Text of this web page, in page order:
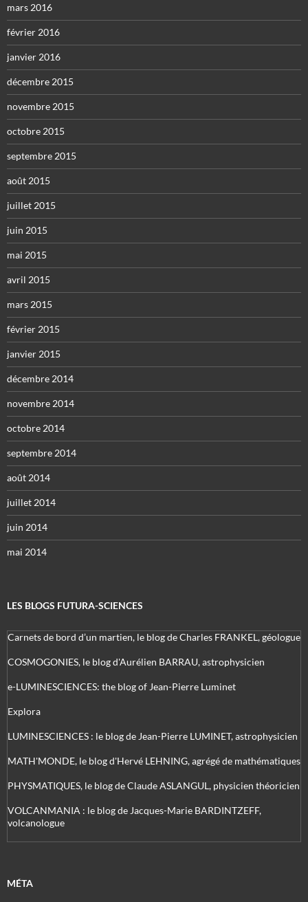
mars 2016
février 2016
janvier 2016
décembre 2015
novembre 2015
octobre 2015
septembre 2015
août 2015
juillet 2015
juin 2015
mai 2015
avril 2015
mars 2015
février 2015
janvier 2015
décembre 2014
novembre 2014
octobre 2014
septembre 2014
août 2014
juillet 2014
juin 2014
mai 2014
LES BLOGS FUTURA-SCIENCES
Carnets de bord d’un martien, le blog de Charles FRANKEL, géologue
COSMOGONIES, le blog d'Aurélien BARRAU, astrophysicien
e-LUMINESCIENCES: the blog of Jean-Pierre Luminet
Explora
LUMINESCIENCES : le blog de Jean-Pierre LUMINET, astrophysicien
MATH'MONDE, le blog d'Hervé LEHNING, agrégé de mathématiques
PHYSMATIQUES, le blog de Claude ASLANGUL, physicien théoricien
VOLCANMANIA : le blog de Jacques-Marie BARDINTZEFF,
volcanologue
MÉTA